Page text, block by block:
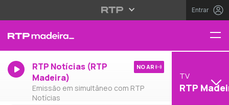
Entrar
RTP Notícias (RTP
Madeira)
Emissão em simultâneo com RTP
Notícias
NO AR
TV
RTP